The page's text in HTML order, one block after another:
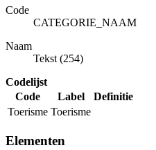
Code
CATEGORIE_NAAM
Naam
Tekst (254)
Codelijst
Code
Label
Definitie
Toerisme Toerisme
Elementen